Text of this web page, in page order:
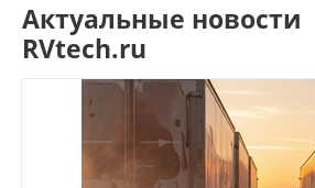
Актуальные новости
RVtech.ru